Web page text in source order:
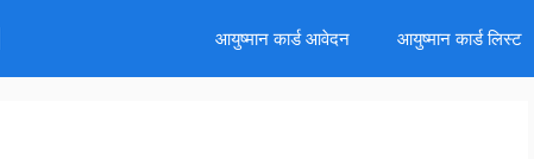
आयुष्मान कार्ड आवेदन आयुष्मान कार्ड लिस्ट